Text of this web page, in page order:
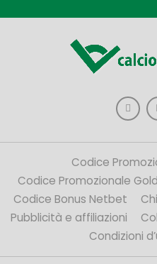
Codice
Codice Promozionale
Codice Bonus Netbet
Pubblicità e affiliazioni
Condizioni